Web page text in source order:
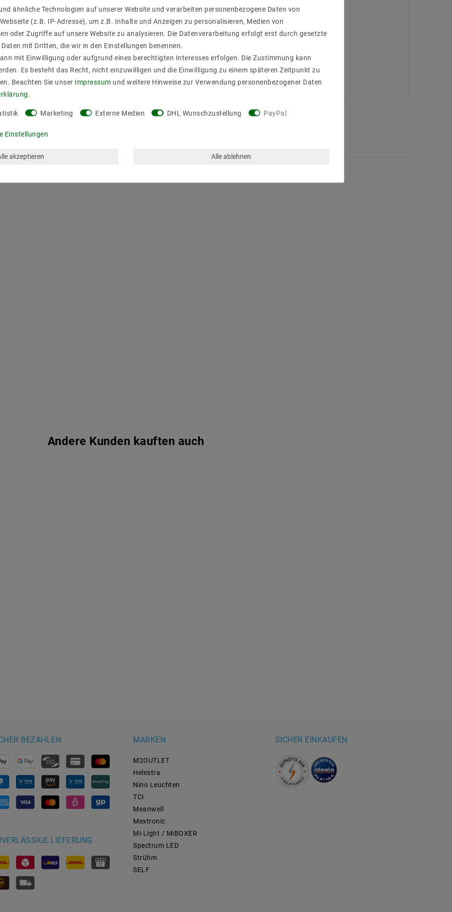
SR-2201DMX, SR-2812, SR-2816 und anderen
unbegrenzt zu erweitern
Ausgangstyp Abmessungen (mm) Bemerkungen
720W Konstantspannung 65*106*53 RJ45
Andere Kunden kauften auch
BEZAHLEN
LIEFERUNG
MARKEN
M2OUTLET
Helestra
Nino Leuchten
TCI
Meanwell
Mextronic
Mi-Light / MiBOXER
Spectrum LED
Strühm
SELF
SICHER EINKAUFEN
ähnliche Technologien auf unserer Website und verarbeiten personenbezogene Daten von
(z.B. IP-Adresse), um z.B. Inhalte und Anzeigen zu personalisieren, Medien von
oder Zugriffe auf unsere Website zu analysieren. Die Datenverarbeitung erfolgt erst durch gesetzte
mit Dritten, die wir in den Einstellungen benennen.
mit Einwilligung oder aufgrund eines berechtigten Interesses erfolgen. Die Zustimmung kann
Es besteht das Recht, nicht einzuwilligen und die Einwilligung zu einem späteren Zeitpunkt zu
Beachten Sie unser Impressum und weitere Hinweise zur Verwendung personenbezogener Daten
.
Marketing Externe Medien DHL Wunschzustellung PayPal
Einstellungen
akzeptieren Alle ablehnen